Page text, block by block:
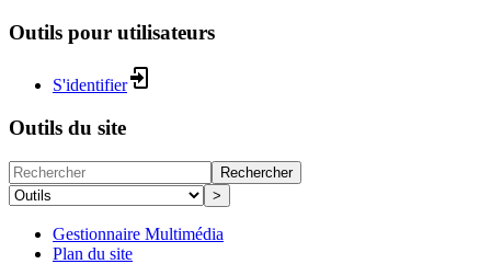
Outils pour utilisateurs
S'identifier
Outils du site
Rechercher
>
Gestionnaire Multimédia
Plan du site